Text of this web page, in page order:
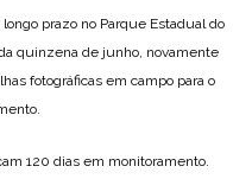
prazo no Parque Estadual do
quinzena de junho, novamente
fotográficas em campo para o
120 dias em monitoramento.